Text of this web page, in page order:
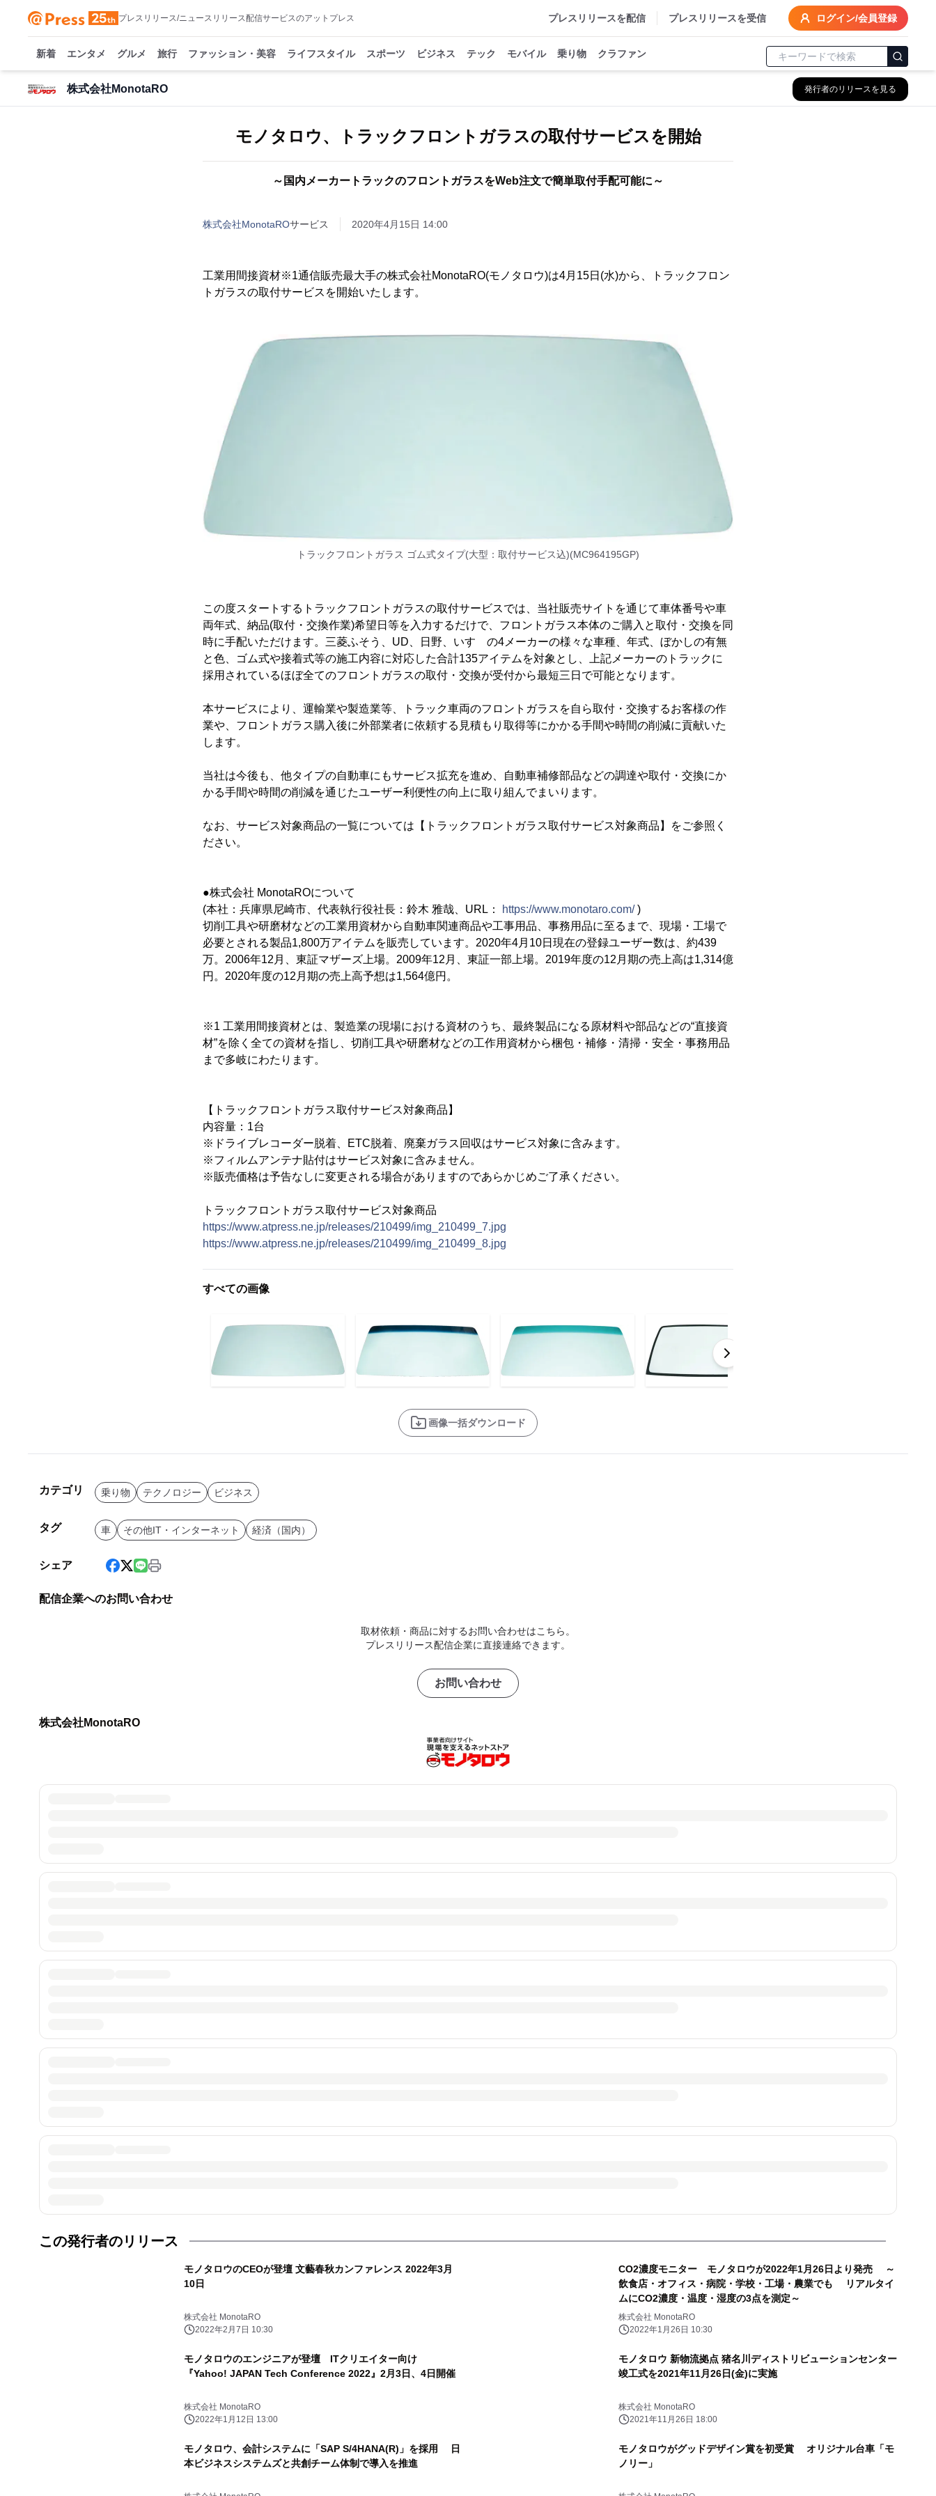
プレスリリース/ニュースリリース配信サービスのアットプレス プレスリリースを配信 プレスリリースを受信 ログイン/会員登録
新着 エンタメ グルメ 旅行 ファッション・美容 ライフスタイル スポーツ ビジネス テック モバイル 乗り物 クラファン
株式会社MonotaRO 発行者のリリースを見る
モノタロウ、トラックフロントガラスの取付サービスを開始
～国内メーカートラックのフロントガラスをWeb注文で簡単取付手配可能に～
株式会社MonotaROサービス 2020年4月15日 14:00
工業用間接資材※1通信販売最大手の株式会社MonotaRO(モノタロウ)は4月15日(水)から、トラックフロン
トガラスの取付サービスを開始いたします。
トラックフロントガラス ゴム式タイプ(大型：取付サービス込)(MC964195GP)
この度スタートするトラックフロントガラスの取付サービスでは、当社販売サイトを通じて車体番号や車
両年式、納品(取付・交換作業)希望日等を入力するだけで、フロントガラス本体のご購入と取付・交換を同
時に手配いただけます。三菱ふそう、UD、日野、いすゞの4メーカーの様々な車種、年式、ぼかしの有無
と色、ゴム式や接着式等の施工内容に対応した合計135アイテムを対象とし、上記メーカーのトラックに
採用されているほぼ全てのフロントガラスの取付・交換が受付から最短三日で可能となります。
本サービスにより、運輸業や製造業等、トラック車両のフロントガラスを自ら取付・交換するお客様の作
業や、フロントガラス購入後に外部業者に依頼する見積もり取得等にかかる手間や時間の削減に貢献いた
します。
当社は今後も、他タイプの自動車にもサービス拡充を進め、自動車補修部品などの調達や取付・交換にか
かる手間や時間の削減を通じたユーザー利便性の向上に取り組んでまいります。
なお、サービス対象商品の一覧については【トラックフロントガラス取付サービス対象商品】をご参照く
ださい。
●株式会社 MonotaROについて
(本社：兵庫県尼崎市、代表執行役社長：鈴木 雅哉、URL：
https://www.monotaro.com/)
切削工具や研磨材などの工業用資材から自動車関連商品や工事用品、事務用品に至るまで、現場・工場で
必要とされる製品1,800万アイテムを販売しています。2020年4月10日現在の登録ユーザー数は、約439
万。2006年12月、東証マザーズ上場。2009年12月、東証一部上場。2019年度の12月期の売上高は1,314億
円。2020年度の12月期の売上高予想は1,564億円。
※1 工業用間接資材とは、製造業の現場における資材のうち、最終製品になる原材料や部品などの“直接資
材”を除く全ての資材を指し、切削工具や研磨材などの工作用資材から梱包・補修・清掃・安全・事務用品
まで多岐にわたります。
【トラックフロントガラス取付サービス対象商品】
内容量：1台
※ドライブレコーダー脱着、ETC脱着、廃棄ガラス回収はサービス対象に含みます。
※フィルムアンテナ貼付はサービス対象に含みません。
※販売価格は予告なしに変更される場合がありますのであらかじめご了承ください。
トラックフロントガラス取付サービス対象商品
https://www.atpress.ne.jp/releases/210499/img_210499_7.jpg
https://www.atpress.ne.jp/releases/210499/img_210499_8.jpg
すべての画像
画像一括ダウンロード
カテゴリ 乗り物 テクノロジー ビジネス
タグ 車 その他IT・インターネット 経済（国内）
シェア
配信企業へのお問い合わせ
取材依頼・商品に対するお問い合わせはこちら。
プレスリリース配信企業に直接連絡できます。
お問い合わせ
株式会社MonotaRO
この発行者のリリース
モノタロウのCEOが登壇 文藝春秋カンファレンス 2022年3月
10日
株式会社 MonotaRO
2022年2月7日 10:30
CO2濃度モニター モノタロウが2022年1月26日より発売 ～
飲食店・オフィス・病院・学校・工場・農業でも リアルタイ
ムにCO2濃度・温度・湿度の3点を測定～
株式会社 MonotaRO
2022年1月26日 10:30
モノタロウのエンジニアが登壇 ITクリエイター向け
『Yahoo! JAPAN Tech Conference 2022』2月3日、4日開催
株式会社 MonotaRO
2022年1月12日 13:00
モノタロウ 新物流拠点 猪名川ディストリビューションセンター
竣工式を2021年11月26日(金)に実施
株式会社 MonotaRO
2021年11月26日 18:00
モノタロウ、会計システムに「SAP S/4HANA(R)」を採用 日
本ビジネスシステムズと共創チーム体制で導入を推進
モノタロウがグッドデザイン賞を初受賞 オリジナル台車「モ
ノリー」